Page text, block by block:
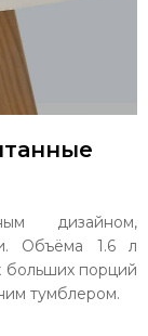
дизайном,
Объёма 1.6 л
больших порций
тумблером.